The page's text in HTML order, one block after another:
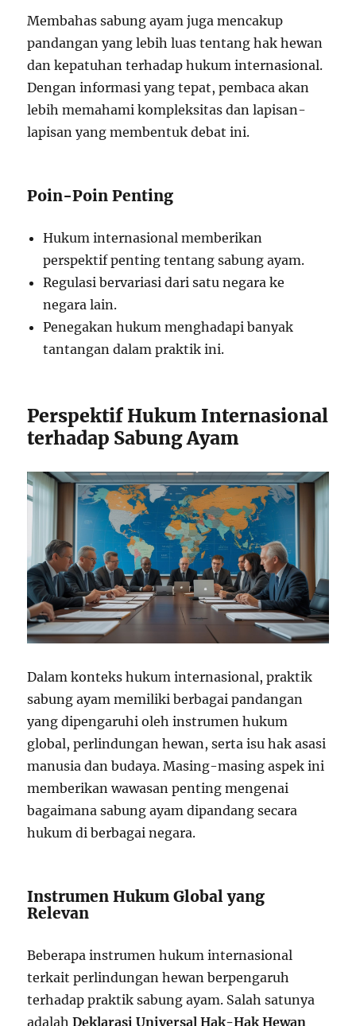
Membahas sabung ayam juga mencakup
pandangan yang lebih luas tentang hak hewan
dan kepatuhan terhadap hukum internasional.
Dengan informasi yang tepat, pembaca akan
lebih memahami kompleksitas dan lapisan-
lapisan yang membentuk debat ini.
Poin-Poin Penting
Hukum internasional memberikan
perspektif penting tentang sabung ayam.
Regulasi bervariasi dari satu negara ke
negara lain.
Penegakan hukum menghadapi banyak
tantangan dalam praktik ini.
Perspektif Hukum Internasional
terhadap Sabung Ayam
Dalam konteks hukum internasional, praktik
sabung ayam memiliki berbagai pandangan
yang dipengaruhi oleh instrumen hukum
global, perlindungan hewan, serta isu hak asasi
manusia dan budaya. Masing-masing aspek ini
memberikan wawasan penting mengenai
bagaimana sabung ayam dipandang secara
hukum di berbagai negara.
Instrumen Hukum Global yang
Relevan
Beberapa instrumen hukum internasional
terkait perlindungan hewan berpengaruh
terhadap praktik sabung ayam. Salah satunya
adalahDeklarasi Universal Hak-Hak Hewan